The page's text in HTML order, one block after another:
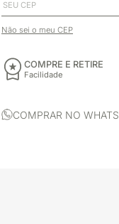
Não sei o meu CEP
COMPRE E RETIRE
Facilidade
COMPRAR NO